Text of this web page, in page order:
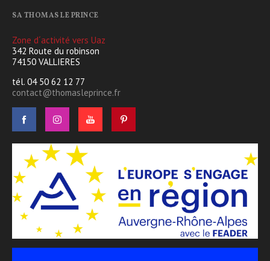
SA THOMAS LE PRINCE
Zone d´activité vers Uaz
342 Route du robinson
74150 VALLIERES
tél. 04 50 62 12 77
contact@thomasleprince.fr